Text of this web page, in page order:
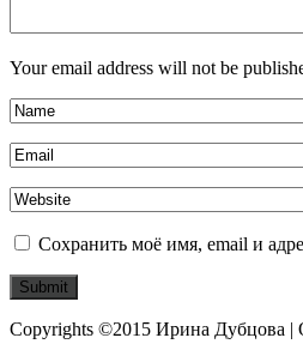
Your email address will not be
Сохранить моё имя, email и
Copyrights ©2015 Ирина Дубцова